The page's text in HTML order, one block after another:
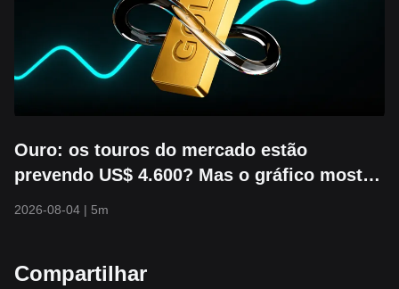
Ouro: os touros do mercado estão
prevendo US$ 4.600? Mas o gráfico mostra
2026-08-04 | 5m
Compartilhar